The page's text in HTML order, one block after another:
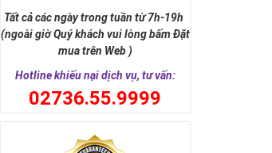
Tất cả các ngày trong tuần từ 7h-19h
(ngoài giờ Quý khách vui lòng bấm Đặt
mua trên Web )
Hotline khiếu nại dịch vụ, tư vấn:
02736.55.9999